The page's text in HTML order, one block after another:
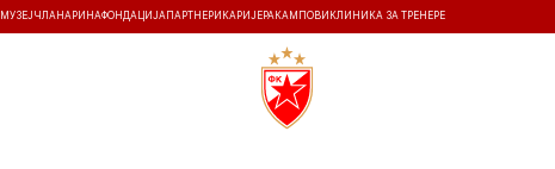
МУЗЕЈ ЧЛАНАРИНАФОНДАЦИЈА ПАРТНЕРИ КАРИЈЕРА КАМПОВИ КЛИНИКА ЗА ТРЕНЕРЕ